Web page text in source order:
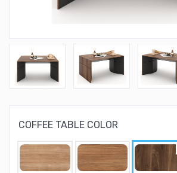
COFFEE TABLE COLOR